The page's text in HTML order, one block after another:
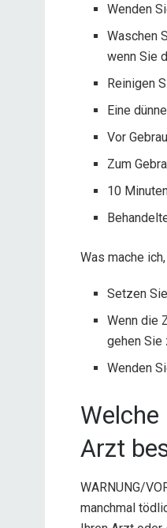
Wenden
Waschen
wenn Sie
Reinigen
Eine
Vor
Zum
10
Was mache
Setzen
Wenn die
gehen Sie
Wenden
Arzt
WARNUNG/
manchmal